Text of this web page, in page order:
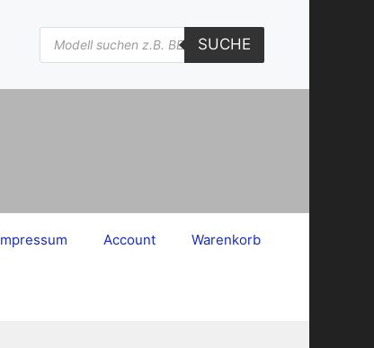
Products
search
SUCHE
Account Warenkorb